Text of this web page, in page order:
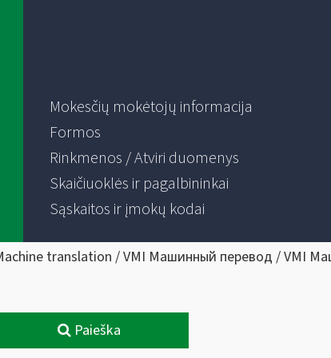
Mokesčių mokėtojų informacija
Formos
Rinkmenos / Atviri duomenys
Skaičiuoklės ir pagalbininkai
Sąskaitos ir įmokų kodai
translation / VMI Машинный перевод / VMI
Paieška